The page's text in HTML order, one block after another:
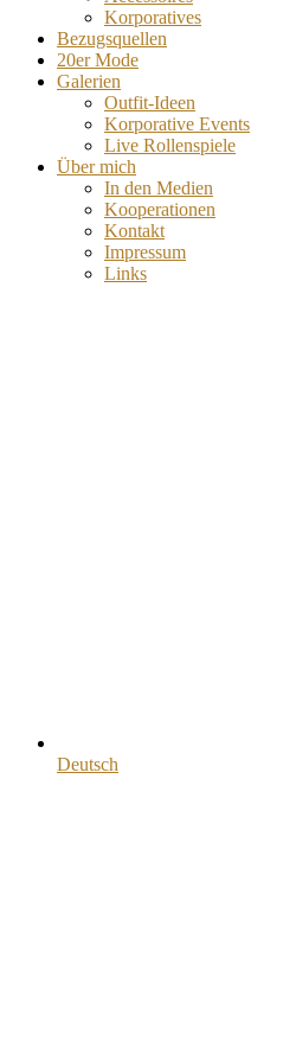
Korporatives
Bezugsquellen
20er Mode
Galerien
Outfit-Ideen
Korporative Events
Live Rollenspiele
Über mich
In den Medien
Kooperationen
Kontakt
Impressum
Links
Deutsch